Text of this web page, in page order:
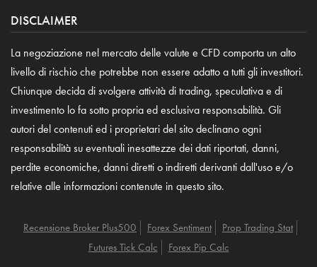
DISCLAIMER
La negoziazione nel mercato delle valute e CFD comporta un alto
livello di rischio che potrebbe non essere adatto a tutti gli investitori.
Chiunque decida di svolgere attività di trading, speculativa e di
investimento lo fa sotto propria ed esclusiva responsabilità. Gli
autori del contenuti ed i proprietari del sito declinano ogni
responsabilità su eventuali inesattezze dei dati riportati, danni,
perdite economiche, danni diretti o indiretti derivanti dall'uso e/o
relative alle informazioni contenute in questo sito.
Recensione Broker Plus500 Forex Sentiment
Prop Trading Stat
Futures Tick Calc
Forex Pip Calc